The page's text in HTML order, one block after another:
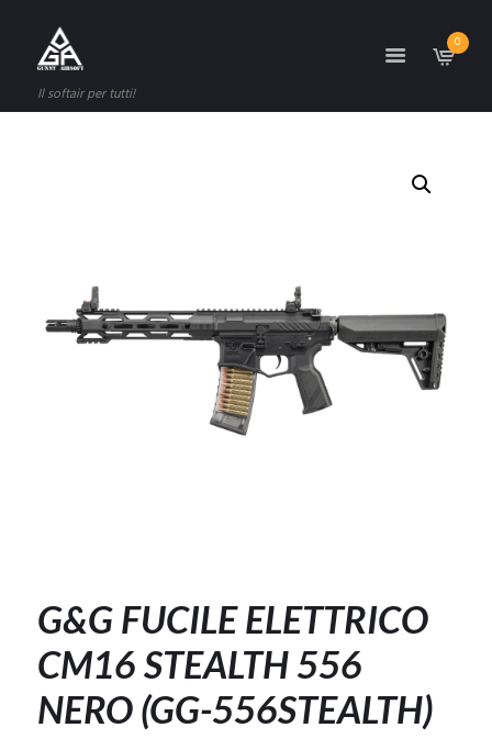
Il softair per tutti!
0
G&G FUCILE ELETTRICO
CM16 STEALTH 556
NERO (GG-556STEALTH)